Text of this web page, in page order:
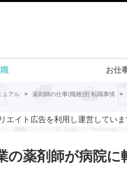
お仕
ュアル > 薬剤師の仕事(職種)別 転職事情 >
エイト広告を利用し運営していま
の薬剤師が病院に